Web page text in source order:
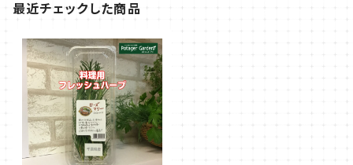
最近チェックした商品